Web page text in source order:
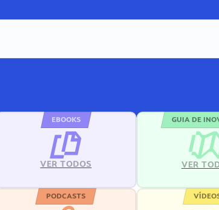
EBOOKS
VER TODOS
GUIA DE
VER
PODCASTS